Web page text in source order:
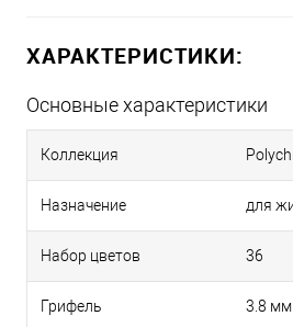
ХАРАКТЕРИСТИКИ:
Основные характеристики
Коллекция
Назначение для
Набор цветов 36
Грифель 3.8 мм